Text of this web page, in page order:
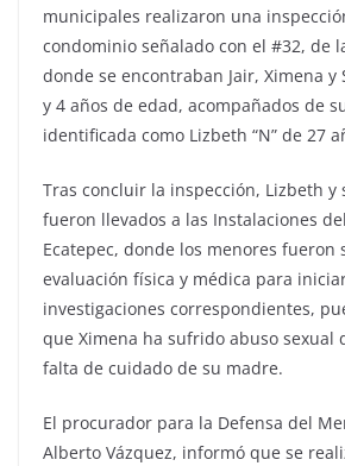
municipales realizaron una
condominio señalado con el #32, de
donde se encontraban Jair, Ximena y
y 4 años de edad, acompañados de
identificada como Lizbeth “N” de 27
Tras concluir la inspección, Lizbeth y
fueron llevados a las Instalaciones
Ecatepec, donde los menores fueron
evaluación física y médica para
investigaciones correspondientes,
que Ximena ha sufrido abuso sexual
falta de cuidado de su madre.
El procurador para la Defensa del
Alberto Vázquez, informó que se